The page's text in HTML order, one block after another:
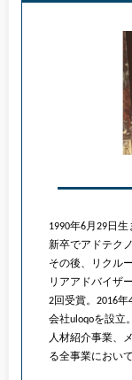
1990年6月29日生
新卒でアドテク
その後、リクル
リアアドバイザ
2回受賞。2016
会社uloqoを設立。
人材紹介事業、
る全事業におい